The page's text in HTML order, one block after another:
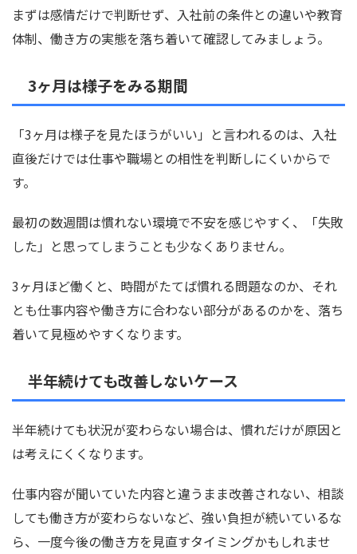
まずは感情だけで判断せず、入社前の条件との違いや教育
体制、働き方の実態を落ち着いて確認してみましょう。
3ヶ月は様子をみる期間
「3ヶ月は様子を見たほうがいい」と言われるのは、入社
直後だけでは仕事や職場との相性を判断しにくいからで
す。
最初の数週間は慣れない環境で不安を感じやすく、「失敗
した」と思ってしまうことも少なくありません。
3ヶ月ほど働くと、時間がたてば慣れる問題なのか、それ
とも仕事内容や働き方に合わない部分があるのかを、落ち
着いて見極めやすくなります。
半年続けても改善しないケース
半年続けても状況が変わらない場合は、慣れだけが原因と
は考えにくくなります。
仕事内容が聞いていた内容と違うまま改善されない、相談
しても働き方が変わらないなど、強い負担が続いているな
ら、一度今後の働き方を見直すタイミングかもしれませ